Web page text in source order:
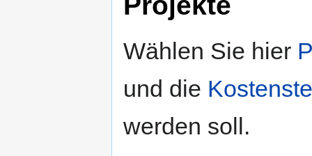
Wählen Sie hier
und die
werden soll.